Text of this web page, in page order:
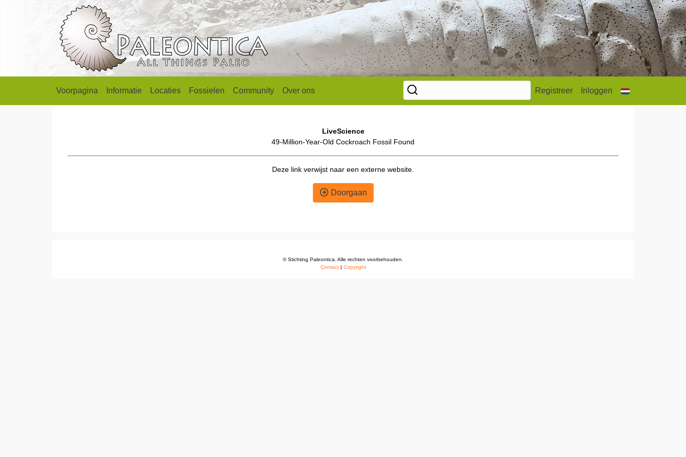
Voorpagina Informatie Locaties Fossielen Community Over ons Registreer Inloggen
LiveScience
49-Million-Year-Old Cockroach Fossil Found
Deze link verwijst naar een externe website.
Doorgaan
© Stichting Paleontica. Alle rechten voorbehouden.
Contact| Copyright